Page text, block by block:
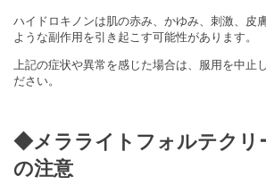
ハイドロキノンは肌の赤み、かゆみ、刺激、皮
ような副作用を引き起こす可能性があります。
上記の症状や異常を感じた場合は、服用を中止
ださい。
◆メラライトフォルテクリ
の注意